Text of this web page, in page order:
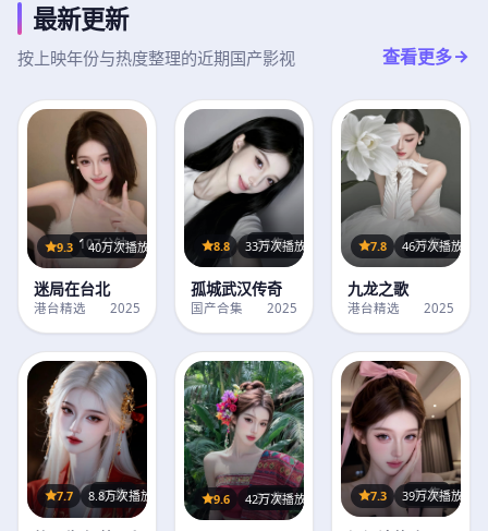
最新更新
按上映年份与热度整理的近期国产影视 查看更多
107分钟
9.3 40万次播放
迷局在台北
港台精选 2025
38集
8.8 33万次播放
孤城武汉传奇
国产合集 2025
28集
7.8 46万次播放
九龙之歌
港台精选 2025
35集
7.7 8.8万次播放 37集
9.6 42万次播放 12集
7.3 39万次播放